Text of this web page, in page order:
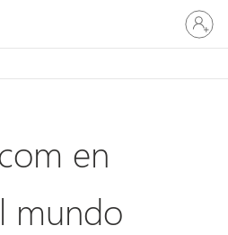
Iniciar
sesión
en
cuenta
en
mundo